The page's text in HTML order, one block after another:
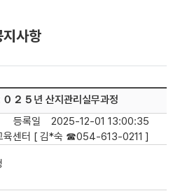
지사항
０２５년 산지관리실무과정
등록일
2025-12-01 13:00:35
육센터 [ 김*숙 ☎054-613-0211 ]